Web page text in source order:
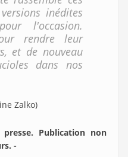
inédites
l'occasion.
rendre leur
et de nouveau
dans nos
Zalko)
Publication non
-